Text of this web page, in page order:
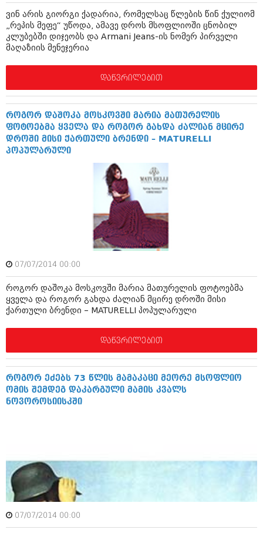
აგვისტო 2013 (89)
ივლისი 2013 (182)
ივნისი 2013 (212)
მაისი 2013 (259)
აპრილი 2013 (304)
თებერვალი 2013 (204)
დეკემბერი 2012 (98)
ოქტომბერი 2012 (350)
სექტემბერი 2012 (264)
აგვისტო 2012 (268)
ივლისი 2012 (322)
ივნისი 2012 (282)
მაისი 2012 (240)
აპრილი 2012 (294)
მარტი 2012 (259)
თებერვალი 2012 (376)
იანვარი 2012 (322)
ნოემბერი 2011 (471)
ოქტომბერი 2011 (754)
სექტემბერი 2011 (407)
ივლისი 2011 (400)
ივნისი 2011 (438)
მაისი 2011 (415)
თებერვალი 2011 (329)
(157)
დეკემბერი 2010 (881)
ნოემბერი 2010 (422)
ოქტომბერი 2010 (341)
მაისი 2010 (232)
აპრილი 2010 (229)
მარტი 2010 (454)
თებერვალი 2010 (421)
დეკემბერი 2009 (510)
ვინ არის გიორგი ქადარია, რომელსაც წლების წინ ქულიომ
„რეპის მეფე“ უწოდა, ამავე დროს მსოფლიოში ცნობილ
კლუბებში დიჯეობს და Armani Jeans-ის ნომერ პირველი
მაღაზიის მენეჯერია
დაწვრილებით
როგორ დაშოკა მოსკოვში მარია მათურელის
ფოტოებმა ყველა და როგორ გახდა ძალიან მცირე
დროში მისი ქართული ბრენდი – MATURELLI
პოპულარული
07/07/2014 00:00
როგორ დაშოკა მოსკოვში მარია მათურელის ფოტოებმა
ყველა და როგორ გახდა ძალიან მცირე დროში მისი
ქართული ბრენდი – MATURELLI პოპულარული
დაწვრილებით
როგორ ეძებს 73 წლის მამაკაცი მეორე მსოფლიო
ომის შემდეგ დაკარგული მამის კვალს
ნოვოროსიისკში
07/07/2014 00:00